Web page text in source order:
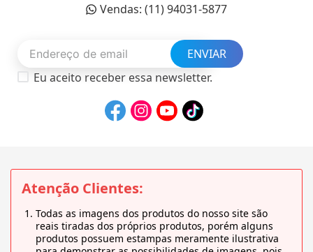
Vendas: (11) 94031-5877
ENVIAR
Eu aceito receber essa newsletter.
Atenção Clientes:
Todas as imagens dos produtos do nosso site são
reais tiradas dos próprios produtos, porém alguns
produtos possuem estampas meramente ilustrativa